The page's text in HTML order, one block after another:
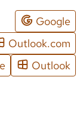
Google
Outlook.com
Outlook